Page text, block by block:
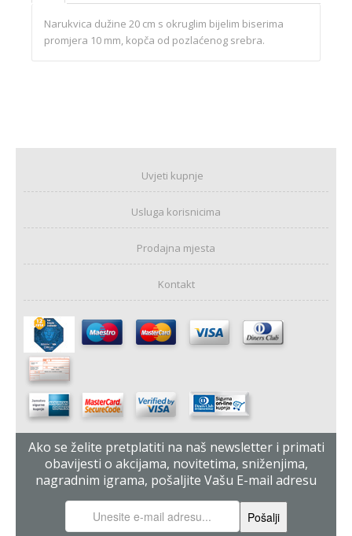
Narukvica dužine 20 cm s okruglim bijelim biserima
promjera 10 mm, kopča od pozlaćenog srebra.
Uvjeti kupnje
Usluga korisnicima
Prodajna mjesta
Kontakt
Ako se želite pretplatiti na naš newsletter i primati
obavijesti o akcijama, novitetima, sniženjima,
nagradnim igrama, pošaljite Vašu E-mail adresu